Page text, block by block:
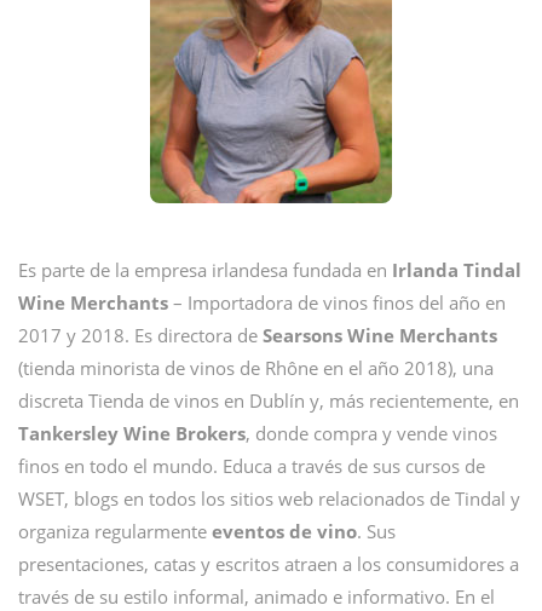
Es parte de la empresa irlandesa fundada en Irlanda Tindal
Wine Merchants – Importadora de vinos finos del año en
2017 y 2018. Es directora de Searsons Wine Merchants
(tienda minorista de vinos de Rhône en el año 2018), una
discreta Tienda de vinos en Dublín y, más recientemente, en
Tankersley Wine Brokers, donde compra y vende vinos
finos en todo el mundo. Educa a través de sus cursos de
WSET, blogs en todos los sitios web relacionados de Tindal y
organiza regularmente eventos de vino. Sus
presentaciones, catas y escritos atraen a los consumidores a
través de su estilo informal, animado e informativo. En el